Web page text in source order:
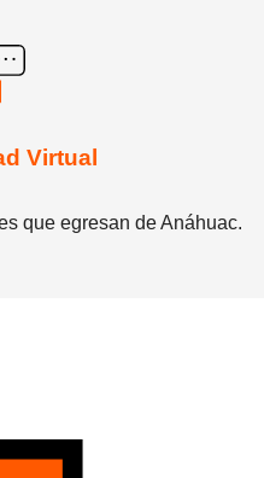
Virtual
que egresan de Anáhuac.